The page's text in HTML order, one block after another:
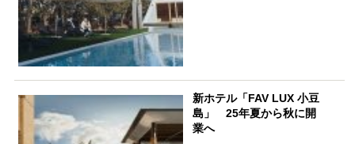
新ホテル「FAV LUX 小豆
島」 25年夏から秋に開
業へ